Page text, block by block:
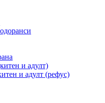
и адулт)
и адулт (рефус)